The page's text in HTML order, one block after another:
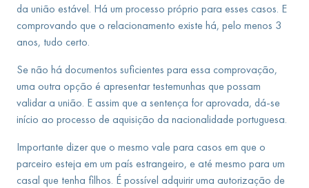
da união estável. Há um processo próprio para esses casos. E
comprovando que o relacionamento existe há, pelo menos 3
anos, tudo certo.
Se não há documentos suficientes para essa comprovação,
uma outra opção é apresentar testemunhas que possam
validar a união. E assim que a sentença for aprovada, dá-se
início ao processo de aquisição da nacionalidade portuguesa.
Importante dizer que o mesmo vale para casos em que o
parceiro esteja em um país estrangeiro, e até mesmo para um
casal que tenha filhos. É possível adquirir uma autorização de